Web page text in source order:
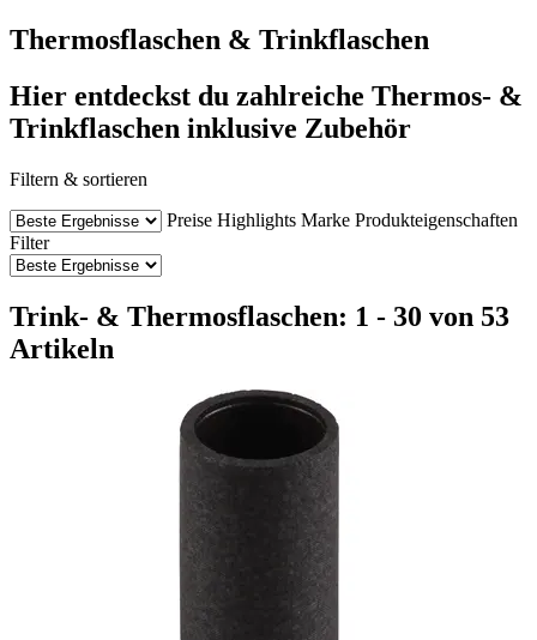
Thermosflaschen & Trinkflaschen
Hier entdeckst du zahlreiche Thermos- &
Trinkflaschen inklusive Zubehör
Filtern & sortieren
Preise Highlights Marke Produkteigenschaften
Filter
Trink- & Thermosflaschen: 1 - 30 von 53
Artikeln